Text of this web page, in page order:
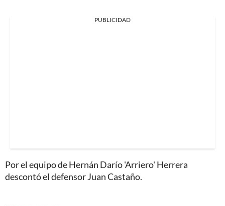
PUBLICIDAD
Por el equipo de Hernán Darío 'Arriero' Herrera
descontó el defensor Juan Castaño.